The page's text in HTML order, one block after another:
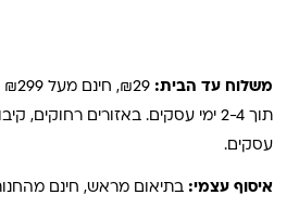
משלוח עד הבית:
עסקים.
איסוף עצמי: